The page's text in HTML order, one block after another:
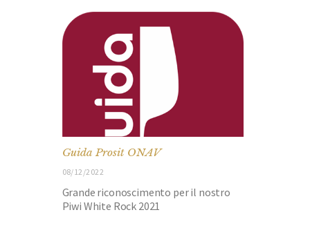
Guida Prosit ONAV
08/12/2022
Grande riconoscimento per il nostro
Piwi White Rock 2021